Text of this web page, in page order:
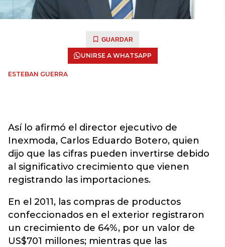
GUARDAR
UNIRSE A WHATSAPP
ESTEBAN GUERRA
Así lo afirmó el director ejecutivo de
Inexmoda, Carlos Eduardo Botero, quien
dijo que las cifras pueden invertirse debido
al significativo crecimiento que vienen
registrando las importaciones.
En el 2011, las compras de productos
confeccionados en el exterior registraron
un crecimiento de 64%, por un valor de
US$701 millones; mientras que las